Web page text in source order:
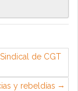
de CGT
y rebeldías